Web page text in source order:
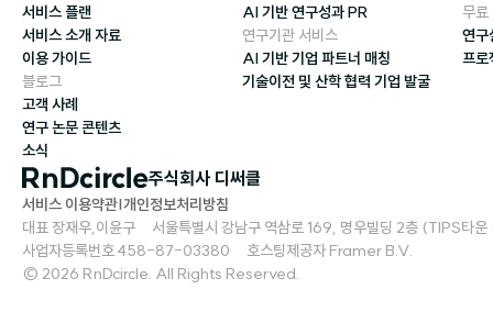
서비스 플랜
서비스 소개 자료
이용 가이드
블로그
고객 사례
연구 논문 콘텐츠
소식
AI 기반 연구성과 PR
연구기관 서비스
AI 기반 기업 파트너 매칭
기술이전 및 산학 협력 기업 발굴
무료
연구
프로
주식회사 디써클
서비스 이용약관|개인정보처리방침
대표 장재우,이윤구     서울특별시 강남구 역삼로 169, 명우빌딩 2층
사업자등록번호 458-87-03380     호스팅제공자 Framer B.V.
© 2026 RnDcircle. All Rights Reserved.